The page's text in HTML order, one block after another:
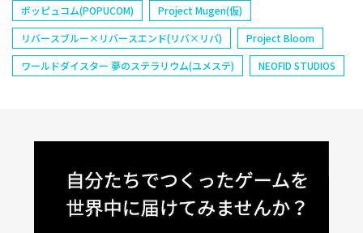
ポッピュコム(POPUCOM)
Project Mugen(仮)
リバースブルー×リバースエンド(リバ×リバ)
Project Bloom
ワールドダイスター 夢のステラリウム(ユメステ)
NEOFID STUDIOS